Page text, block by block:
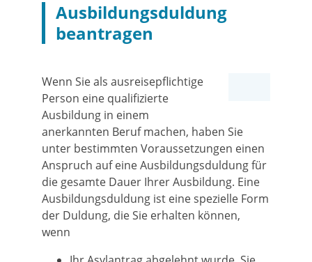
Ausbildungsduldung
beantragen
Wenn Sie als ausreisepflichtige
Person eine qualifizierte
Ausbildung in einem
anerkannten Beruf machen, haben Sie
unter bestimmten Voraussetzungen einen
Anspruch auf eine Ausbildungsduldung für
die gesamte Dauer Ihrer Ausbildung. Eine
Ausbildungsduldung ist eine spezielle Form
der Duldung, die Sie erhalten können,
wenn